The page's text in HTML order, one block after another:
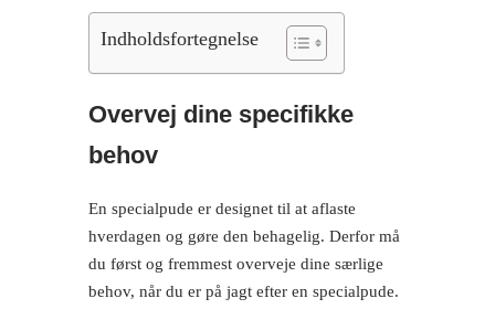
Indholdsfortegnelse
Overvej dine specifikke
behov
En specialpude er designet til at aflaste
hverdagen og gøre den behagelig. Derfor må
du først og fremmest overveje dine særlige
behov, når du er på jagt efter en specialpude.